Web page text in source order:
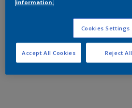
information.
Cookies Settings
Reject All
Accept All Cookies